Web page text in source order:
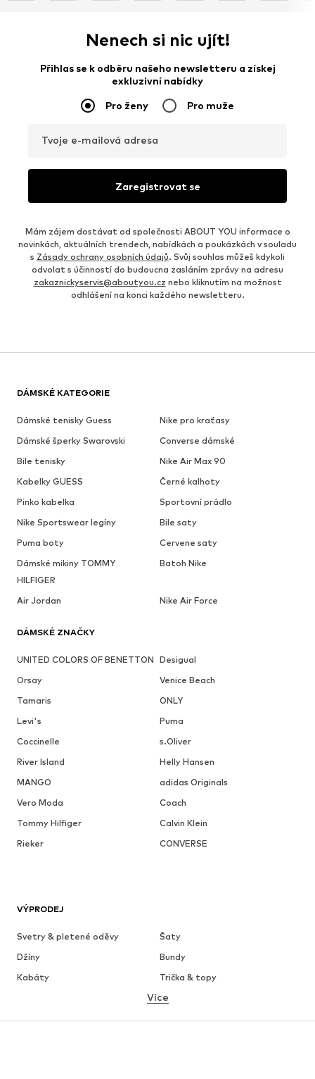
Nenech si nic ujít!
Přihlas se k odběru našeho newsletteru a získej
exkluzivní nabídky
Pro ženy Pro muže
Tvoje e-mailová adresa
Zaregistrovat se
Mám zájem dostávat od společnosti ABOUT YOU informace o
novinkách, aktuálních trendech, nabídkách a poukázkách v souladu
s Zásady ochrany osobních údajů. Svůj souhlas můžeš kdykoli
odvolat s účinností do budoucna zasláním zprávy na adresu
zakaznickyservis@aboutyou.cz nebo kliknutím na možnost
odhlášení na konci každého newsletteru.
DÁMSKÉ KATEGORIE
Dámské tenisky Guess
Nike pro kraťasy
Dámské šperky Swarovski
Converse dámské
Bile tenisky
Nike Air Max 90
Kabelky GUESS
Černé kalhoty
Pinko kabelka
Sportovní prádlo
Nike Sportswear legíny
Bile saty
Puma boty
Cervene saty
Dámské mikiny TOMMY
HILFIGER
Batoh Nike
Air Jordan Nike Air Force
DÁMSKÉ ZNAČKY
UNITED COLORS OF BENETTON Desigual
Orsay
Venice Beach
Tamaris
ONLY
Levi's
Puma
Coccinelle
s.Oliver
River Island
Helly Hansen
MANGO
adidas Originals
Vero Moda
Coach
Tommy Hilfiger
Calvin Klein
Rieker
CONVERSE
VÝPRODEJ
Svetry & pletené oděvy
Šaty
Džíny
Bundy
Kabáty
Trička & topy
Spodní prádlo
Sukně
Halenky & tuniky
Více